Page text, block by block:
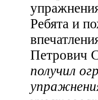
Ребята и
Петрович
получил